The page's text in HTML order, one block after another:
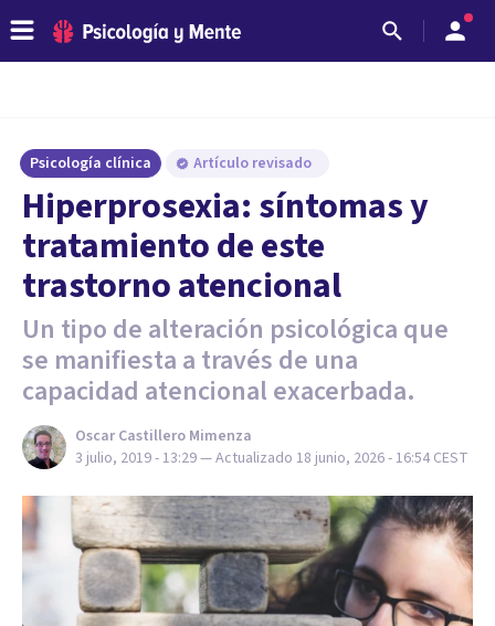
Psicología clínica Artículo revisado
Hiperprosexia: síntomas y
tratamiento de este
trastorno atencional
Un tipo de alteración psicológica que
se manifiesta a través de una
capacidad atencional exacerbada.
Oscar Castillero Mimenza
3 julio, 2019 - 13:29— Actualizado 18 junio, 2026 - 16:54 CEST